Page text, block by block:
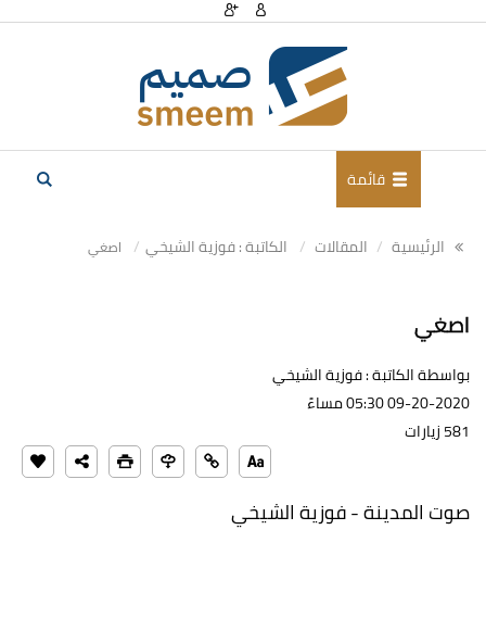
قائمة
الرئيسية المقالات الكاتبة : فوزية الشيخي اصغي
اصغي
بواسطة الكاتبة : فوزية الشيخي
09-20-2020 05:30 مساءً
581 زيارات
صوت المدينة - فوزية الشيخي